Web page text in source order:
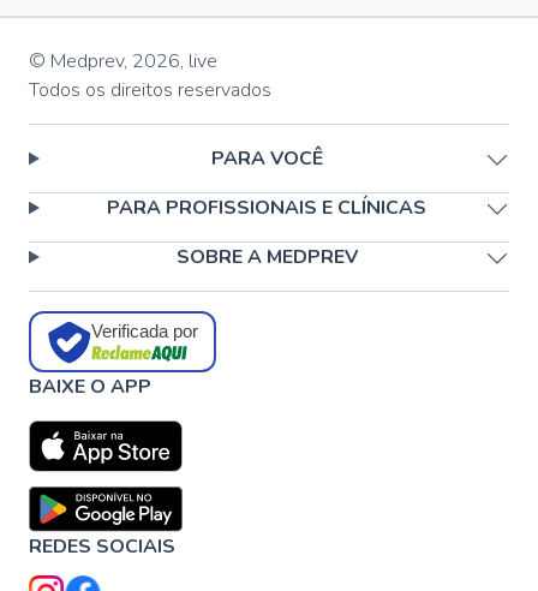
© Medprev, 2026, live
Todos os direitos reservados
PARA VOCÊ
PARA PROFISSIONAIS E CLÍNICAS
SOBRE A MEDPREV
Verificada por
BAIXE O APP
REDES SOCIAIS